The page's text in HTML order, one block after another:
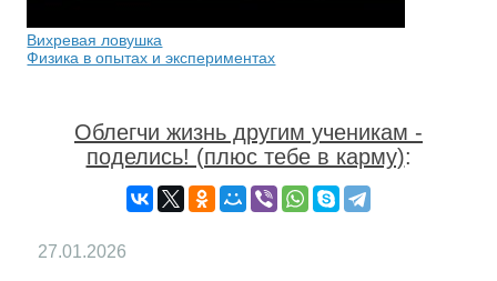
Вихревая ловушка
Физика в опытах и экспериментах
Облегчи жизнь другим ученикам -
поделись! (плюс тебе в карму):
27.01.2026